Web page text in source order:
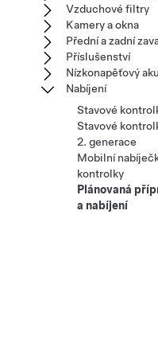
Vzduchové filtry
Kamery a okna
Přední a zadní
Příslušenství
Nízkonapěťový
Nabíjení
Stavové
Stavové
2. generace
Mobilní
kontrolky
Plánovaná
a nabíjení